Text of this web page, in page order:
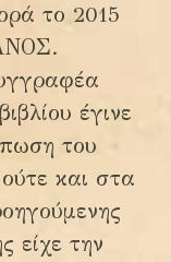
το 2015
έγινε
του
και στα
είχε την